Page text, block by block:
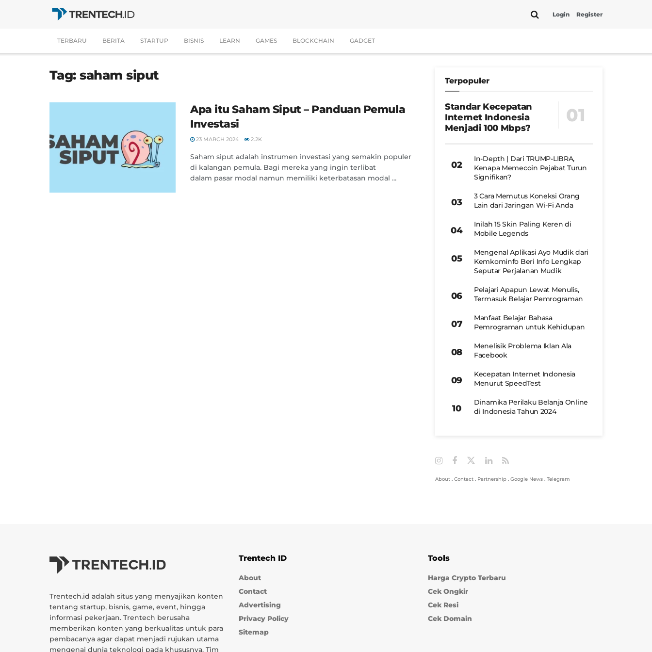
Login Register
TERBARU BERITA STARTUP BISNIS LEARN GAMES BLOCKCHAIN GADGET
Tag:saham siput
Apa itu Saham Siput – Panduan Pemula
Investasi
23 MARCH 2024 2.2K
Saham siput adalah instrumen investasi yang semakin populer
di kalangan pemula. Bagi mereka yang ingin terlibat
dalam pasar modal namun memiliki keterbatasan modal ...
Terpopuler
Standar Kecepatan
Internet Indonesia
Menjadi 100 Mbps?
In-Depth | Dari TRUMP-LIBRA,
Kenapa Memecoin Pejabat Turun
Signifikan?
3 Cara Memutus Koneksi Orang
Lain dari Jaringan Wi-Fi Anda
Inilah 15 Skin Paling Keren di
Mobile Legends
Mengenal Aplikasi Ayo Mudik dari
Kemkominfo Beri Info Lengkap
Seputar Perjalanan Mudik
Pelajari Apapun Lewat Menulis,
Termasuk Belajar Pemrograman
Manfaat Belajar Bahasa
Pemrograman untuk Kehidupan
Menelisik Problema Iklan Ala
Facebook
Kecepatan Internet Indonesia
Menurut SpeedTest
Dinamika Perilaku Belanja Online
di Indonesia Tahun 2024
About . Contact . Partnership . Google News . Telegram
Trentech.id adalah situs yang menyajikan konten
tentang startup, bisnis, game, event, hingga
informasi pekerjaan. Trentech berusaha
memberikan konten yang berkualitas untuk para
pembacanya agar dapat menjadi rujukan utama
mengenai dunia teknologi pada khususnya. Tim
Trentech ID
About
Contact
Advertising
Privacy Policy
Sitemap
Tools
Harga Crypto Terbaru
Cek Ongkir
Cek Resi
Cek Domain